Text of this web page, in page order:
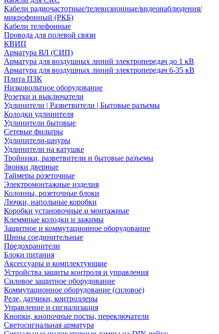
Кабели радиочастотные/телевизионные/видеонаблюдения/
микрофонный (РКБ)
Кабели телефонные
Провода для полевой связи
КВИП
Арматура ВЛ (СИП)
Арматура для воздушных линий электропередач до 1 кВ
Арматура для воздушных линий электропередач 6-35 кВ
Плита ПЗК
Низковольтное оборудование
Розетки и выключатели
Удлинители | Разветвители | Бытовые разъемы
Колодки удлинителя
Удлинители бытовые
Сетевые фильтры
Удлинители-шнуры
Удлинители на катушке
Тройники, разветвители и бытовые разъемы
Звонки дверные
Таймеры розеточные
Электромонтажные изделия
Колонны, розеточные блоки
Лючки, напольные коробки
Коробки установочные и монтажные
Клеммные колодки и зажимы
Защитное и коммутационное оборудование
Шины соединительные
Предохранители
Блоки питания
Аксессуары и комплектующие
Устройства защиты контроля и управления
Силовое защитное оборудование
Коммутационное оборудование (силовое)
Реле, датчики, контроллеры
Управление и сигнализация
Кнопки, кнопочные посты, переключатели
Светосигнальная арматура